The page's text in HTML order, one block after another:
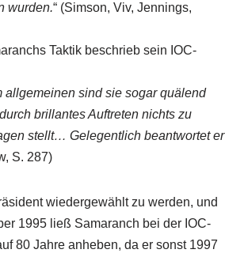
wurden.“ (Simson, Viv, Jennings,
Taktik beschrieb sein IOC-
allgemeinen sind sie sogar quälend
brillantes Auftreten nichts zu
stellt… Gelegentlich beantwortet er
S. 287)
wiedergewählt zu werden, und
1995 ließ Samaranch bei der IOC-
80 Jahre anheben, da er sonst 1997